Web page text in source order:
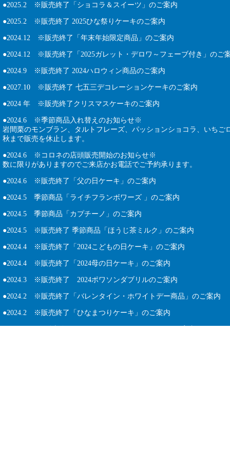
●2025.2 ※販売終了「ショコラ＆スイーツ」のご案内
●2025.2 ※販売終了 2025ひな祭りケーキのご案内
●2024.12 ※販売終了「年末年始限定商品」のご案内
●2024.12 ※販売終了「2025ガレット・デロワ～フェーブ付き」のご
●2024.9 ※販売終了 2024ハロウィン商品のご案内
●2027.10 ※販売終了 七五三デコレーションケーキのご案内
●2024 年 ※販売終了クリスマスケーキのご案内
●2024.6 ※季節商品入れ替えのお知らせ※
岩間栗のモンブラン、タルトフレーズ、パッションショコラ、いちご
秋まで販売を休止します。
●2024.6 ※コロネの店頭販売開始のお知らせ※
数に限りがありますのでご来店かお電話でご予約承ります。
●2024.6 ※販売終了「父の日ケーキ」のご案内
●2024.5 季節商品「ライチフランボワーズ 」のご案内
●2024.5 季節商品「カプチーノ」のご案内
●2024.5 ※販売終了 季節商品「ほうじ茶ミルク」のご案内
●2024.4 ※販売終了「2024こどもの日ケーキ」のご案内
●2024.4 ※販売終了「2024母の日ケーキ」のご案内
●2024.3 ※販売終了 2024ポワソンダブリルのご案内
●2024.2 ※販売終了「バレンタイン・ホワイトデー商品」のご案内
●2024.2 ※販売終了「ひなまつりケーキ」のご案内